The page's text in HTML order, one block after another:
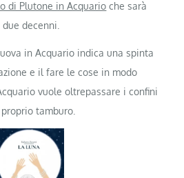
di Plutone in Acquario che sarà
decenni.
in Acquario indica una spinta
e il fare le cose in modo
vuole oltrepassare i confini
tamburo.